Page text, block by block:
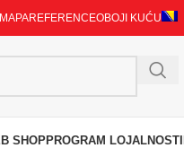
MAPAREFERENCEOBOJI KUĆU
SHOPPROGRAM LOJALNOSTI